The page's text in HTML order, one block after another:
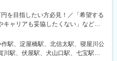
茂原駅、牛浜駅、藤沢駅、雑色駅、
駅、曳舟駅、西葛西駅、逗子駅、宮
矢板駅、北真岡駅、伊勢原駅、淵野
市駅、安芸駅、土佐山田駅、大阪空
、芳賀台駅、学園前駅(奈良県)、上
、登戸駅、東伏見駅、下総中山駅、
を目指したい方必見！／「希望する
キャリアも妥協したくない」など、
を伺い、最適な配属先を決定します
ャリアアップや高収入を目指せる
社】 大阪府大阪市中央区伏見町4
駅、淀屋橋駅、北信太駅、寝屋川公
川駅、伏屋駅、犬山口駅、七宝駅、